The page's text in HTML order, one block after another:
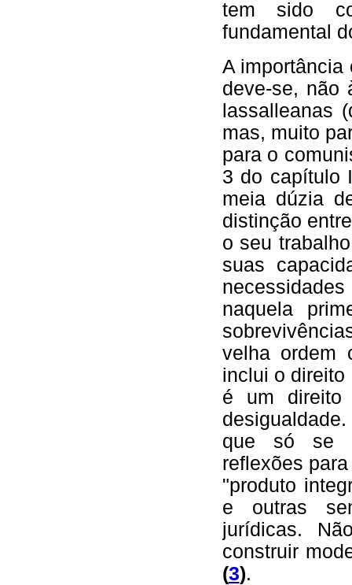
tem sido
fundamental
A importância
deve-se, não
lassalleanas
mas, muito
para o
3 do capítulo
meia dúzia
distinção
o seu
suas
naquela
velha ordem
inclui o direito
é um direito
que só se
reflexões
"produto
e outras
jurídicas.
construir
(3).